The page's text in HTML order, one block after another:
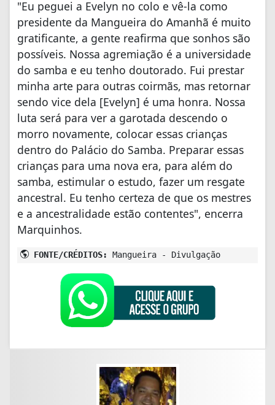
"Eu peguei a Evelyn no colo e vê-la como
presidente da Mangueira do Amanhã é muito
gratificante, a gente reafirma que sonhos são
possíveis. Nossa agremiação é a universidade
do samba e eu tenho doutorado. Fui prestar
minha arte para outras coirmãs, mas retornar
sendo vice dela [Evelyn] é uma honra. Nossa
luta será para ver a garotada descendo o
morro novamente, colocar essas crianças
dentro do Palácio do Samba. Preparar essas
crianças para uma nova era, para além do
samba, estimular o estudo, fazer um resgate
ancestral. Eu tenho certeza de que os mestres
e a ancestralidade estão contentes", encerra
Marquinhos.
FONTE/CRÉDITOS: Mangueira - Divulgação